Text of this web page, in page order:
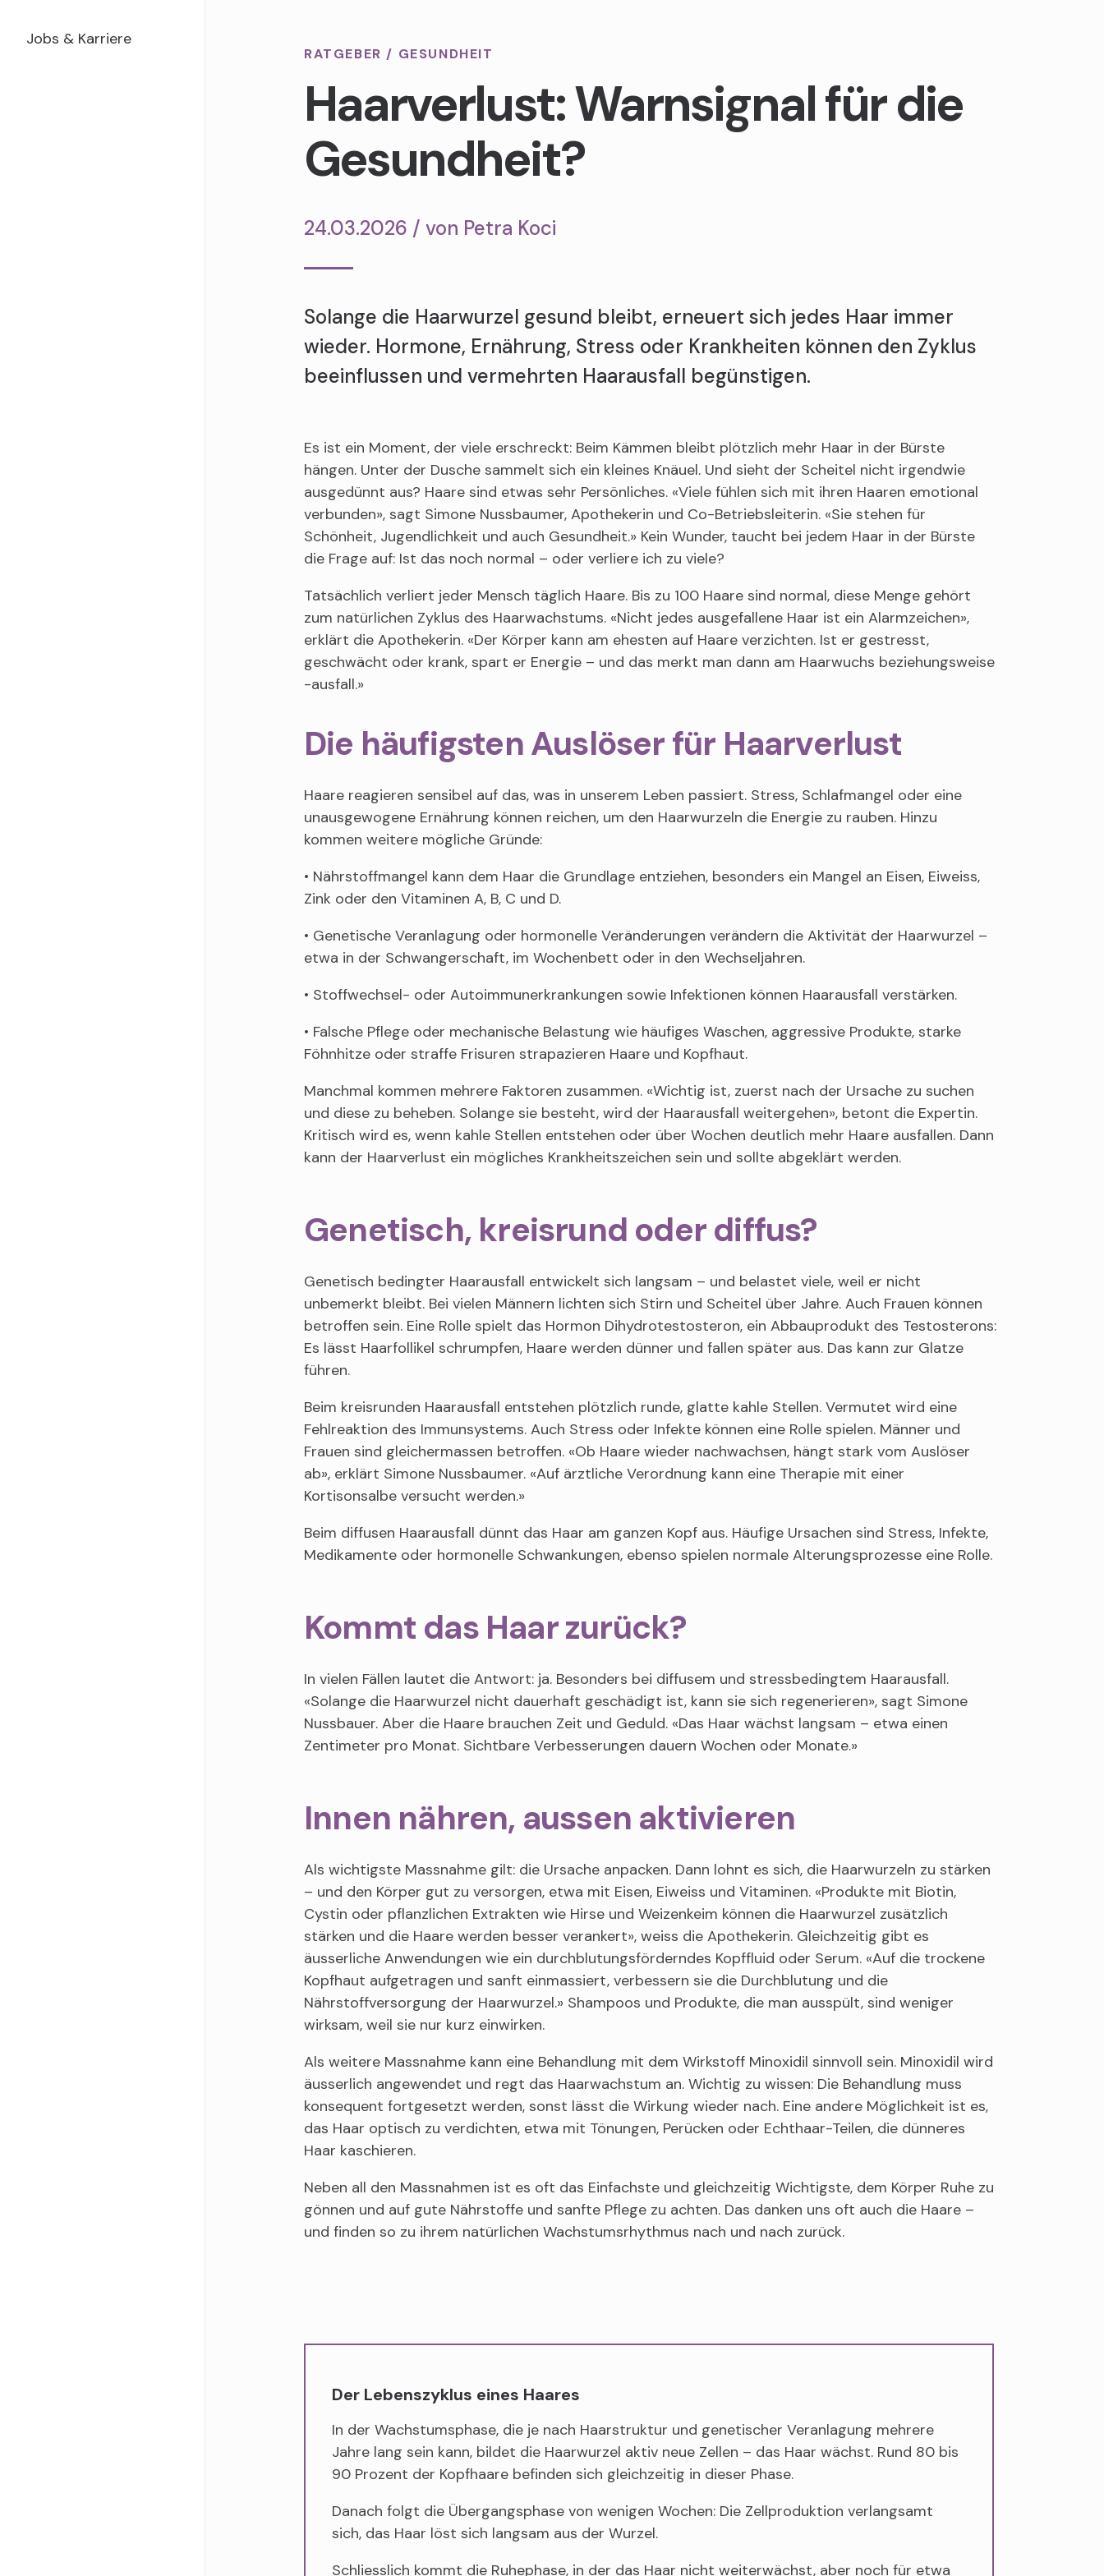
Jobs & Karriere
RATGEBER / GESUNDHEIT
Haarverlust: Warnsignal für die
Gesundheit?
24.03.2026 / von Petra Koci
Solange die Haarwurzel gesund bleibt, erneuert sich jedes Haar immer
wieder. Hormone, Ernährung, Stress oder Krankheiten können den Zyklus
beeinflussen und vermehrten Haarausfall begünstigen.
Es ist ein Moment, der viele erschreckt: Beim Kämmen bleibt plötzlich mehr Haar in der Bürste
hängen. Unter der Dusche sammelt sich ein kleines Knäuel. Und sieht der Scheitel nicht irgendwie
ausgedünnt aus? Haare sind etwas sehr Persönliches. «Viele fühlen sich mit ihren Haaren emotional
verbunden», sagt Simone Nussbaumer, Apothekerin und Co-Betriebsleiterin. «Sie stehen für
Schönheit, Jugendlichkeit und auch Gesundheit.» Kein Wunder, taucht bei jedem Haar in der Bürste
die Frage auf: Ist das noch normal – oder verliere ich zu viele?
Tatsächlich verliert jeder Mensch täglich Haare. Bis zu 100 Haare sind normal, diese Menge gehört
zum natürlichen Zyklus des Haarwachstums. «Nicht jedes ausgefallene Haar ist ein Alarmzeichen»,
erklärt die Apothekerin. «Der Körper kann am ehesten auf Haare verzichten. Ist er gestresst,
geschwächt oder krank, spart er Energie – und das merkt man dann am Haarwuchs beziehungsweise
-ausfall.»
Die häufigsten Auslöser für Haarverlust
Haare reagieren sensibel auf das, was in unserem Leben passiert. Stress, Schlafmangel oder eine
unausgewogene Ernährung können reichen, um den Haarwurzeln die Energie zu rauben. Hinzu
kommen weitere mögliche Gründe:
• Nährstoffmangel kann dem Haar die Grundlage entziehen, besonders ein Mangel an Eisen, Eiweiss,
Zink oder den Vitaminen A, B, C und D.
• Genetische Veranlagung oder hormonelle Veränderungen verändern die Aktivität der Haarwurzel –
etwa in der Schwangerschaft, im Wochenbett oder in den Wechseljahren.
• Stoffwechsel- oder Autoimmunerkrankungen sowie Infektionen können Haarausfall verstärken.
• Falsche Pflege oder mechanische Belastung wie häufiges Waschen, aggressive Produkte, starke
Föhnhitze oder straffe Frisuren strapazieren Haare und Kopfhaut.
Manchmal kommen mehrere Faktoren zusammen. «Wichtig ist, zuerst nach der Ursache zu suchen
und diese zu beheben. Solange sie besteht, wird der Haarausfall weitergehen», betont die Expertin.
Kritisch wird es, wenn kahle Stellen entstehen oder über Wochen deutlich mehr Haare ausfallen. Dann
kann der Haarverlust ein mögliches Krankheitszeichen sein und sollte abgeklärt werden.
Genetisch, kreisrund oder diffus?
Genetisch bedingter Haarausfall entwickelt sich langsam – und belastet viele, weil er nicht
unbemerkt bleibt. Bei vielen Männern lichten sich Stirn und Scheitel über Jahre. Auch Frauen können
betroffen sein. Eine Rolle spielt das Hormon Dihydrotestosteron, ein Abbauprodukt des Testosterons:
Es lässt Haarfollikel schrumpfen, Haare werden dünner und fallen später aus. Das kann zur Glatze
führen.
Beim kreisrunden Haarausfall entstehen plötzlich runde, glatte kahle Stellen. Vermutet wird eine
Fehlreaktion des Immunsystems. Auch Stress oder Infekte können eine Rolle spielen. Männer und
Frauen sind gleichermassen betroffen. «Ob Haare wieder nachwachsen, hängt stark vom Auslöser
ab», erklärt Simone Nussbaumer. «Auf ärztliche Verordnung kann eine Therapie mit einer
Kortisonsalbe versucht werden.»
Beim diffusen Haarausfall dünnt das Haar am ganzen Kopf aus. Häufige Ursachen sind Stress, Infekte,
Medikamente oder hormonelle Schwankungen, ebenso spielen normale Alterungsprozesse eine Rolle.
Kommt das Haar zurück?
In vielen Fällen lautet die Antwort: ja. Besonders bei diffusem und stressbedingtem Haarausfall.
«Solange die Haarwurzel nicht dauerhaft geschädigt ist, kann sie sich regenerieren», sagt Simone
Nussbauer. Aber die Haare brauchen Zeit und Geduld. «Das Haar wächst langsam – etwa einen
Zentimeter pro Monat. Sichtbare Verbesserungen dauern Wochen oder Monate.»
Innen nähren, aussen aktivieren
Als wichtigste Massnahme gilt: die Ursache anpacken. Dann lohnt es sich, die Haarwurzeln zu stärken
– und den Körper gut zu versorgen, etwa mit Eisen, Eiweiss und Vitaminen. «Produkte mit Biotin,
Cystin oder pflanzlichen Extrakten wie Hirse und Weizenkeim können die Haarwurzel zusätzlich
stärken und die Haare werden besser verankert», weiss die Apothekerin. Gleichzeitig gibt es
äusserliche Anwendungen wie ein durchblutungsförderndes Kopffluid oder Serum. «Auf die trockene
Kopfhaut aufgetragen und sanft einmassiert, verbessern sie die Durchblutung und die
Nährstoffversorgung der Haarwurzel.» Shampoos und Produkte, die man ausspült, sind weniger
wirksam, weil sie nur kurz einwirken.
Als weitere Massnahme kann eine Behandlung mit dem Wirkstoff Minoxidil sinnvoll sein. Minoxidil wird
äusserlich angewendet und regt das Haarwachstum an. Wichtig zu wissen: Die Behandlung muss
konsequent fortgesetzt werden, sonst lässt die Wirkung wieder nach. Eine andere Möglichkeit ist es,
das Haar optisch zu verdichten, etwa mit Tönungen, Perücken oder Echthaar-Teilen, die dünneres
Haar kaschieren.
Neben all den Massnahmen ist es oft das Einfachste und gleichzeitig Wichtigste, dem Körper Ruhe zu
gönnen und auf gute Nährstoffe und sanfte Pflege zu achten. Das danken uns oft auch die Haare –
und finden so zu ihrem natürlichen Wachstumsrhythmus nach und nach zurück.
Der Lebenszyklus eines Haares
In der Wachstumsphase, die je nach Haarstruktur und genetischer Veranlagung mehrere
Jahre lang sein kann, bildet die Haarwurzel aktiv neue Zellen – das Haar wächst. Rund 80 bis
90 Prozent der Kopfhaare befinden sich gleichzeitig in dieser Phase.
Danach folgt die Übergangsphase von wenigen Wochen: Die Zellproduktion verlangsamt
sich, das Haar löst sich langsam aus der Wurzel.
Schliesslich kommt die Ruhephase, in der das Haar nicht weiterwächst, aber noch für etwa